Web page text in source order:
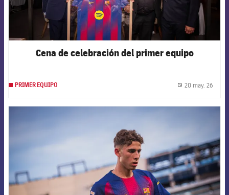
Cena de celebración del primer equipo
PRIMER EQUIPO 20 may. 26